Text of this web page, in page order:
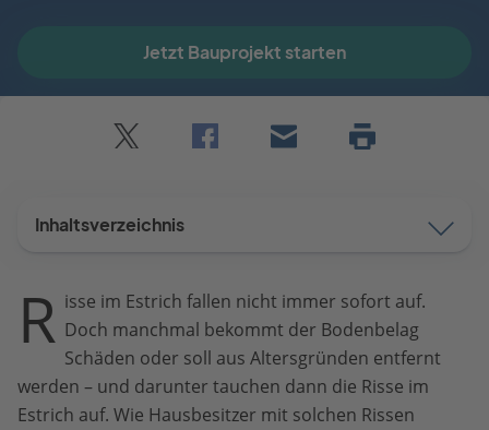
Jetzt Bauprojekt starten
Inhaltsverzeichnis
R isse im Estrich fallen nicht immer sofort auf.
Doch manchmal bekommt der Bodenbelag
Schäden oder soll aus Altersgründen entfernt
werden – und darunter tauchen dann die Risse im
Estrich auf. Wie Hausbesitzer mit solchen Rissen